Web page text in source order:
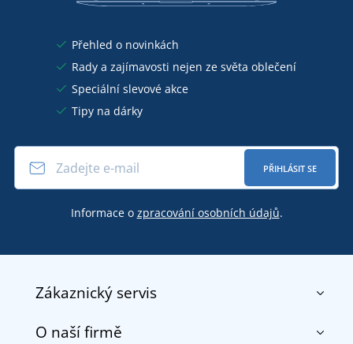
Přehled o novinkách
Rady a zajímavosti nejen ze světa oblečení
Speciální slevové akce
Tipy na dárky
PŘIHLÁSIT SE
Informace o zpracování osobních údajů.
Zákaznický servis
Kontakt
O naší firmě